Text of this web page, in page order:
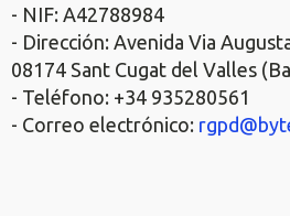
- NIF: A42788984
- Dirección: Avenida Via
08174 Sant Cugat del Valles
- Teléfono: +34 935280561
- Correo electrónico: